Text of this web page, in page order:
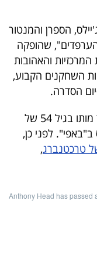
הספרן והמנטור
שהופקה
המרכזיות והאהובות
השחקנים הקבוע,
הסדרה.
מותו של הד מגיע כחודשיים וחצי לאחר מותו בגיל 54 של
לפני כן,
טרכטנברג,
Anthony Head has passed